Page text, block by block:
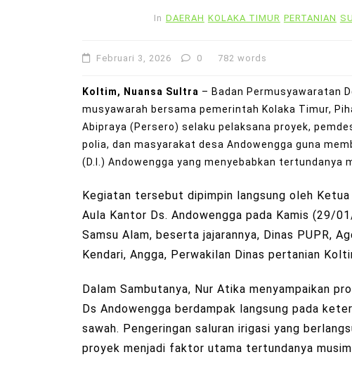
In DAERAH KOLAKA TIMUR PERTANIAN
Februari 3, 2026 0 782 words
Koltim, Nuansa Sultra – Badan Permusyawaratan
musyawarah bersama pemerintah Kolaka Timur,
Abipraya (Persero) selaku pelaksana proyek,
polia, dan masyarakat desa Andowengga guna
(D.I.) Andowengga yang menyebabkan tertundanya
Kegiatan tersebut dipimpin langsung oleh
Aula Kantor Ds. Andowengga pada Kamis (29/
Samsu Alam, beserta jajarannya, Dinas PUPR,
Kendari, Angga, Perwakilan Dinas pertanian
Dalam Sambutanya, Nur Atika menyampaikan
Ds Andowengga berdampak langsung pada
sawah. Pengeringan saluran irigasi yang
proyek menjadi faktor utama tertundanya